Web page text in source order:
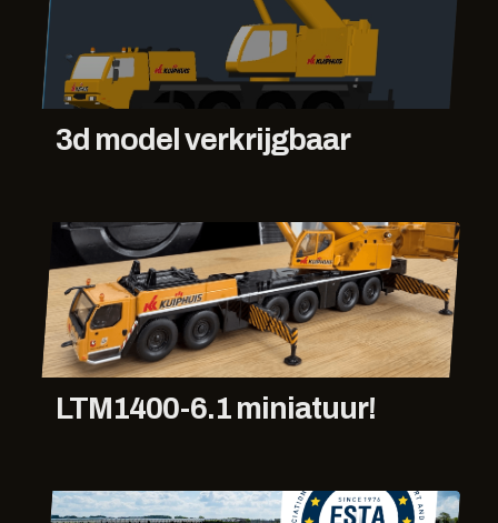
3d model verkrijgbaar
LTM1400-6.1 miniatuur!